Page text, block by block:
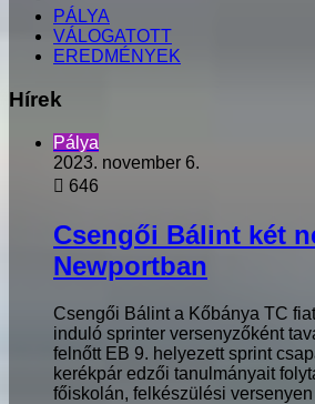
PÁLYA
VÁLOGATOTT
EREDMÉNYEK
Hírek
Pálya
2023. november 6.
646
Csengői Bálint két
Newportban
Csengői Bálint a Kőbánya TC
induló sprinter versenyzőként
felnőtt EB 9. helyezett sprint
kerékpár edzői tanulmányait
főiskolán, felkészülési